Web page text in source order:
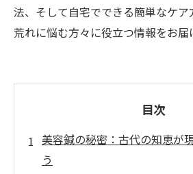
法、そして自宅でできる簡単なケ
荒れに悩む方々に役立つ情報をお届
目次
美容鍼の秘密：古代の知恵が
う